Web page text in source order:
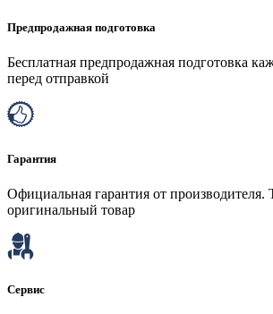
Предпродажная подготовка
Бесплатная предпродажная подготовка
перед отправкой
Гарантия
Официальная гарантия от производителя.
оригинальный товар
Сервис